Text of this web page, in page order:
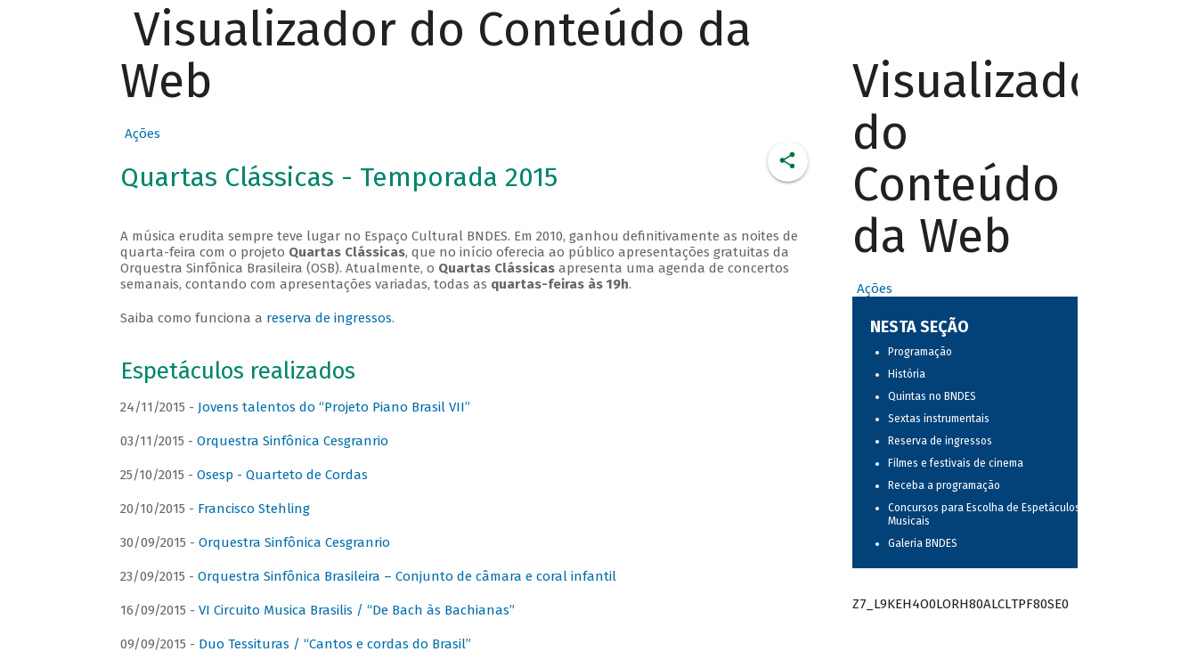
Visualizador do Conteúdo da
Web
Ações
Quartas Clássicas - Temporada 2015
A música erudita sempre teve lugar no Espaço Cultural BNDES. Em 2010, ganhou definitivamente as noites de
quarta-feira com o projeto Quartas Clássicas, que no início oferecia ao público apresentações gratuitas da
Orquestra Sinfônica Brasileira (OSB). Atualmente, o Quartas Clássicasapresenta uma agenda de concertos
semanais, contando com apresentações variadas, todas as quartas-feiras às 19h.
Saiba como funciona a reserva de ingressos.
Espetáculos realizados
24/11/2015 - Jovens talentos do “Projeto Piano Brasil VII”
03/11/2015 - Orquestra Sinfônica Cesgranrio
25/10/2015 - Osesp - Quarteto de Cordas
20/10/2015 - Francisco Stehling
30/09/2015 - Orquestra Sinfônica Cesgranrio
23/09/2015 - Orquestra Sinfônica Brasileira – Conjunto de câmara e coral infantil
16/09/2015 - VI Circuito Musica Brasilis / “De Bach às Bachianas”
09/09/2015 - Duo Tessituras / “Cantos e cordas do Brasil”
Visualizador
do
Conteúdo
da Web
Ações
NESTA SEÇÃO
Programação
História
Quintas no BNDES
Sextas instrumentais
Reserva de ingressos
Filmes e festivais de cinema
Receba a programação
Concursos para Escolha de Espetáculos
Musicais
Galeria BNDES
Z7_L9KEH4O0LORH80ALCLTPF80SE0